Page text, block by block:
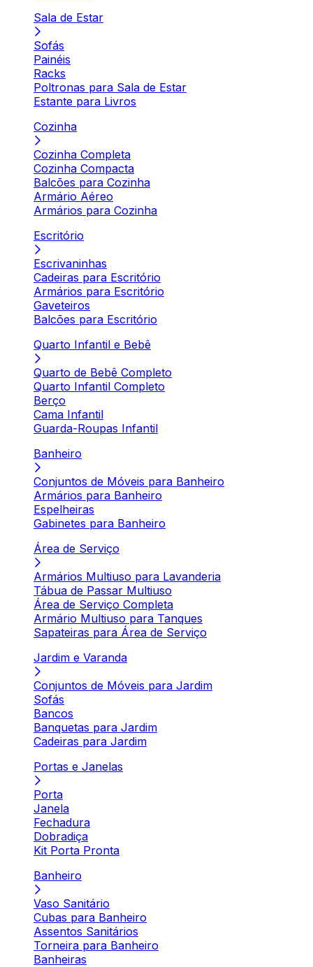
Sala de Estar
Sofás
Painéis
Racks
Poltronas para Sala de Estar
Estante para Livros
Cozinha
Cozinha Completa
Cozinha Compacta
Balcões para Cozinha
Armário Aéreo
Armários para Cozinha
Escritório
Escrivaninhas
Cadeiras para Escritório
Armários para Escritório
Gaveteiros
Balcões para Escritório
Quarto Infantil e Bebê
Quarto de Bebê Completo
Quarto Infantil Completo
Berço
Cama Infantil
Guarda-Roupas Infantil
Banheiro
Conjuntos de Móveis para Banheiro
Armários para Banheiro
Espelheiras
Gabinetes para Banheiro
Área de Serviço
Armários Multiuso para Lavanderia
Tábua de Passar Multiuso
Área de Serviço Completa
Armário Multiuso para Tanques
Sapateiras para Área de Serviço
Jardim e Varanda
Conjuntos de Móveis para Jardim
Sofás
Bancos
Banquetas para Jardim
Cadeiras para Jardim
Portas e Janelas
Porta
Janela
Fechadura
Dobradiça
Kit Porta Pronta
Banheiro
Vaso Sanitário
Cubas para Banheiro
Assentos Sanitários
Torneira para Banheiro
Banheiras